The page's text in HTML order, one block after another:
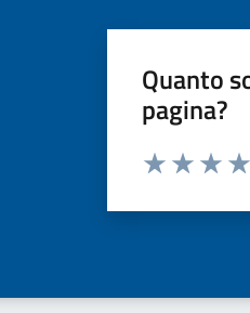
Quanto
pagina?
Valuta da 1 a 5